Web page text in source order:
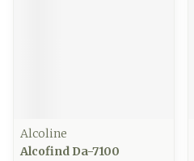
Alcoline
Alcofind Da-7100